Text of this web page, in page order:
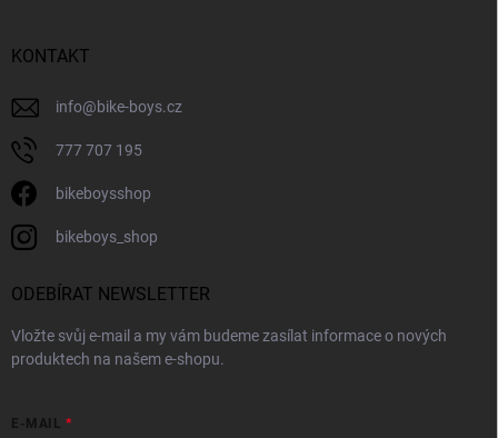
KONTAKT
info@bike-boys.cz
777 707 195
bikeboysshop
bikeboys_shop
ODEBÍRAT NEWSLETTER
Vložte svůj e-mail a my vám budeme zasílat informace o nových
produktech na našem e-shopu.
E-MAIL